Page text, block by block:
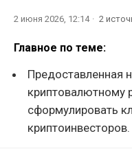
2 июня 2026, 12:14 2
Главное по теме:
Предоставленная
криптовалютному
сформулировать
криптоинвесторов.